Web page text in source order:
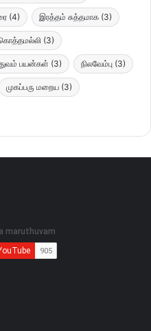
(4) இரத்தம் சுத்தமாக (3)
(3)
பயன்கள் (3) நிலவேம்பு (3)
முகப்பரு மறைய (3)